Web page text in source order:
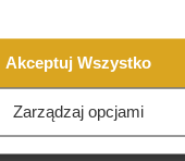
Akceptuj Wszystko
Zarządzaj opcjami